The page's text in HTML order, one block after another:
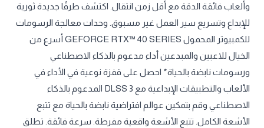
وألعاب فائقة الدقة مع أقل زمن انتقال. اكتشف طرقًا جديدة ثورية
للإبداع وتسريع سير العمل غير مسبوق. وحدات معالجة الرسومات
للكمبيوتر المحمول GEFORCE RTX™ 40 SERIES أسرع من
الخيال للاعبين والمبدعين أداء مدعوم بالذكاء الاصطناعي
ورسومات نابضة بالحياة* احصل على قفزة نوعية في الأداء في
الألعاب والتطبيقات الإبداعية مع DLSS 3 المدعوم بالذكاء
الاصطناعي وقم بتمكين عوالم افتراضية نابضة بالحياة مع تتبع
الأشعة الكامل. تتبع الأشعة واقعية مفرطة. سرعة فائقة. تطلق